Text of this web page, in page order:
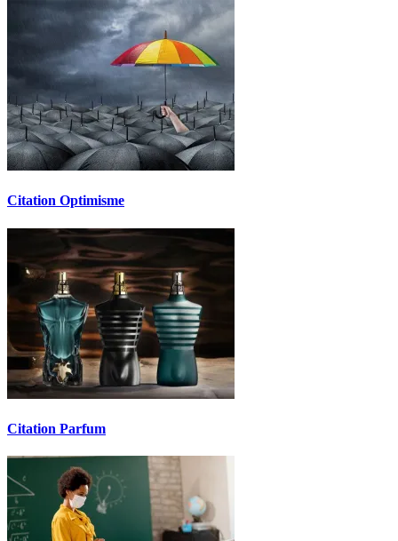
Citation Optimisme
Citation Parfum